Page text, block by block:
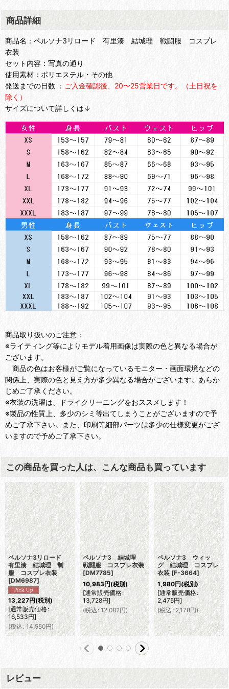
商品詳細
商品名：ペルソナ3リロード 有里湊 結城理 戦闘服 コスプレ
衣装
セット内容：写真の通り
使用素材：ポリエステル・その他
発送までの日数 ： ご入金確認後、20〜25営業日です。（土日祝を
除く）
サイズについて詳しくは↓
商品取り扱いのご注意：
※ライティング等によりモデル着用画像は実際の色と異なる場合が
ございます。
商品の色はお客様がご覧になっているモニター・画面環境などの
関係上、実際の色と見え方が多少異なる場合がございます。あらか
じめご了承ください。
※衣装の洗濯は、ドライクリーニングをおススメします！
※製品の性質上、多少のシミ等出てしまうことがございますので予
めご了承下さい。また、印刷等細部パーツは多少の仕様変更がござ
いますので予めご了承下さい。
この商品を買った人は、こんな商品も買っています
ペルソナ3リロード
有里湊 結城理 制
服 コスプレ衣装
[DM6987]
13,227円(税別)
[通常販売価格:
16,533円]
(税込: 14,550円)
ペルソナ3 結城理
戦闘服 コスプレ衣装
[DM7785]
10,983円(税別)
[通常販売価格:
13,728円]
(税込: 12,082円)
ペルソナ3 ウィッ
グ 結城理 コスプレ
衣装 [F-3664]
1,980円(税別)
[通常販売価格:
2,475円]
(税込: 2,178円)
レビュー